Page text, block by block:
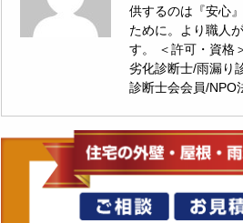
供するのは『安心
ために。より職人
す。 ＜許可・資格
劣化診断士/雨漏り
診断士会会員/NPO